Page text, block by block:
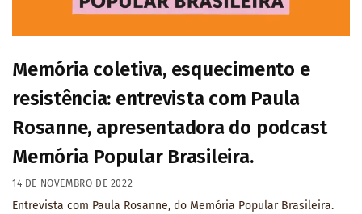
Memória coletiva, esquecimento e
resistência: entrevista com Paula
Rosanne, apresentadora do podcast
Memória Popular Brasileira.
14 DE NOVEMBRO DE 2022
Entrevista com Paula Rosanne, do Memória Popular Brasileira.